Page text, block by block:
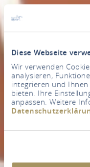
Diese Webseite
Wir verwenden
analysieren,
integrieren und Ihnen
bieten. Ihre
anpassen. Weitere